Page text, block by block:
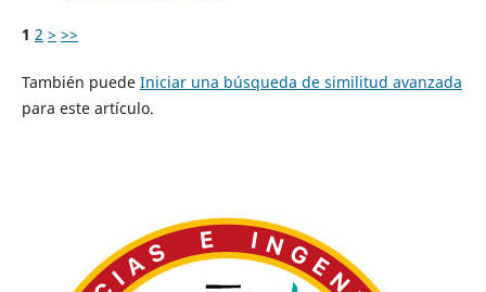
1 2 > >>
También puede Iniciar una búsqueda de similitud avanzada
para este artículo.